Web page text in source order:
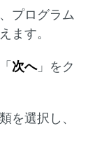
プログラム
ます。
次へ」をク
を選択し、